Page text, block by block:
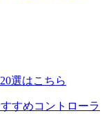
選はこちら
すめコントローラ